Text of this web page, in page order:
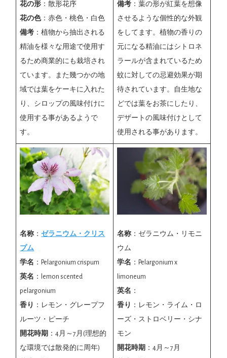
花の形 ：散形花序
花の色：赤色・桃色・白色
備考 ：植物から抽出される
精油を様々な用途で使用す
るため商業的にも栽培され
ています。また幾つかの地
域では葉をケーキに入れた
り、シロップの風味付けに
使用する事があるようで
す。
備考 ：葉の形が紅葉を想像
させるような個性的な外観
をしてます。植物の香りの
元になる精油にはシトロネ
ラールが含まれているため
蚊に対しての忌避効果が期
待されています。自生地な
どでは葉をお茶にしたり、
デザートの風味付けとして
使用される事があります。
名称 ：ゼラニウム・クリス
プム
学名 ：Pelargonium crispum
英名 ：lemon scented
pelargonium
香り
：レモン・グレープフ
ルーツ・ピーチ
開花時期 ：4月～7月(理想的
な環境では散発的に周年)
名称 ：ゼラニウム・リモニ
ウム
学名 ：Pelargonium x
limoneum
英名 ：
香り
：レモン・ライム・ロ
ーズ・ストロベリー・シナ
モン
開花時期 ：4月～7月